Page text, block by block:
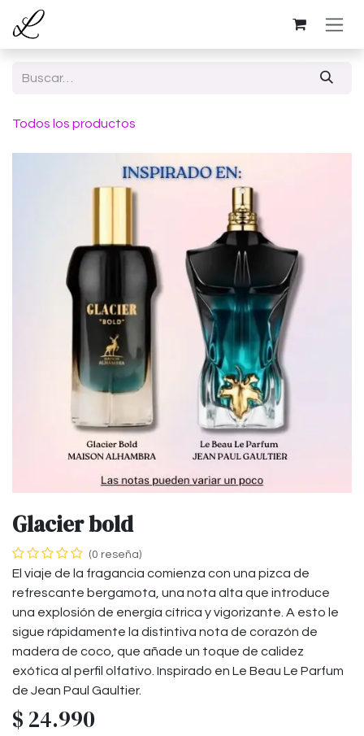
Ir al contenido
Todos los productos
Glacier bold
(0 reseña)
El viaje de la fragancia comienza con una pizca de
refrescante bergamota, una nota alta que introduce
una explosión de energía cítrica y vigorizante. A esto le
sigue rápidamente la distintiva nota de corazón de
madera de coco, que añade un toque de calidez
exótica al perfil olfativo. Inspirado en Le Beau Le Parfum
de Jean Paul Gaultier.
$ 24.990